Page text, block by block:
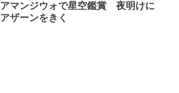
アマンジウォで星空鑑賞 夜明けに
アザーンをきく